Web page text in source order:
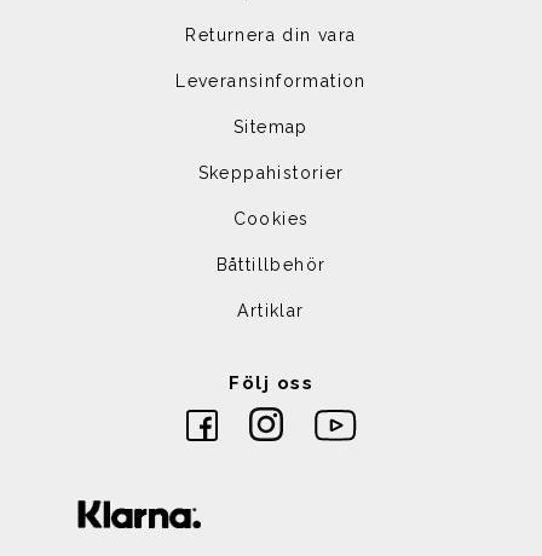
Returnera din vara
Leveransinformation
Sitemap
Skeppahistorier
Cookies
Båttillbehör
Artiklar
Följ oss